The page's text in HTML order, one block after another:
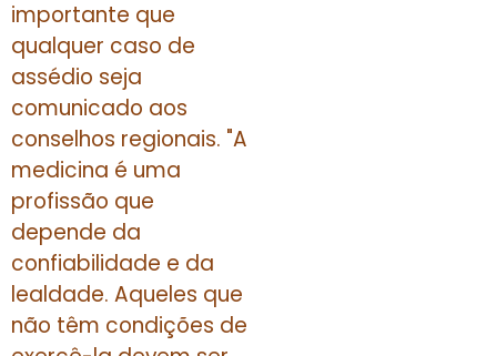
importante que
qualquer caso de
assédio seja
comunicado aos
conselhos regionais. "A
medicina é uma
profissão que
depende da
confiabilidade e da
lealdade. Aqueles que
não têm condições de